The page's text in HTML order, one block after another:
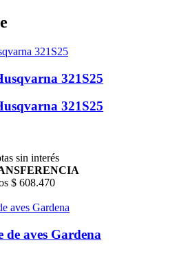
321S25
321S25
sin interés
$ 608.470
aves Gardena